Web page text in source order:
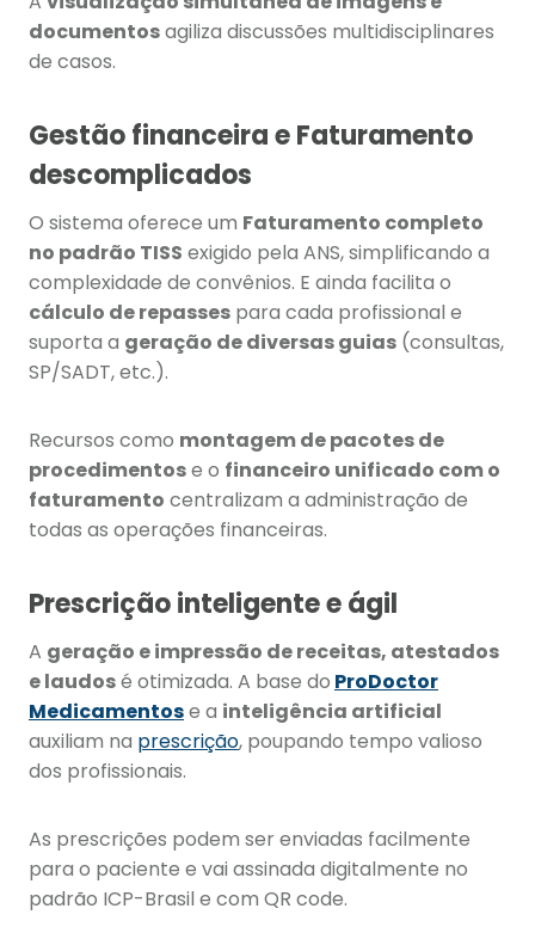
documentosagiliza discussões multidisciplinares
de casos.
Gestão financeira e Faturamento
descomplicados
O sistema oferece um Faturamento completo
no padrão TISS exigido pela ANS, simplificando a
complexidade de convênios. E ainda facilita o
cálculo de repasses para cada profissional e
suporta a geração de diversas guias (consultas,
SP/SADT, etc.).
Recursos como montagem de pacotes de
procedimentose o financeiro unificado com o
faturamento centralizam a administração de
todas as operações financeiras.
Prescrição inteligente e ágil
A geração e impressão de receitas, atestados
e laudosé otimizada. A base do ProDoctor
Medicamentose a inteligência artificial
auxiliam na prescrição, poupando tempo valioso
dos profissionais.
As prescrições podem ser enviadas facilmente
para o paciente e vai assinada digitalmente no
padrão ICP-Brasil e com QR code.